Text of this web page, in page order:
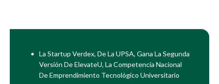
La Startup Verdex, De La UPSA, Gana La Segunda
Versión De ElevateU, La Competencia Nacional
De Emprendimiento Tecnológico Universitario